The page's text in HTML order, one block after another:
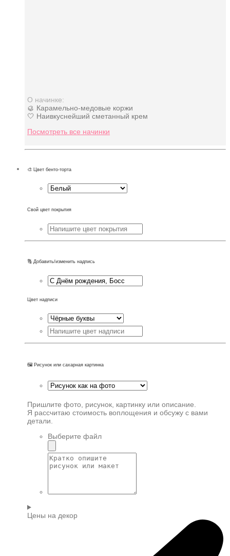
О начинке:
🥮 Карамельно-медовые коржи
🤍 Наивкуснейший сметанный крем
Посмотреть все начинки
🎨 Цвет бенто-торта
Свой цвет покрытия
🔠 Добавить/изменить надпись
Цвет надписи
🖼️ Рисунок или сахарная картинка
Пришлите фото, рисунок, картинку или описание.
Я рассчитаю стоимость воплощения и обсужу с вами
детали.
Выберите файл
Цены на декор